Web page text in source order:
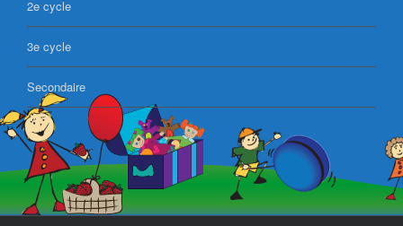
2e cycle
3e cycle
Secondaire